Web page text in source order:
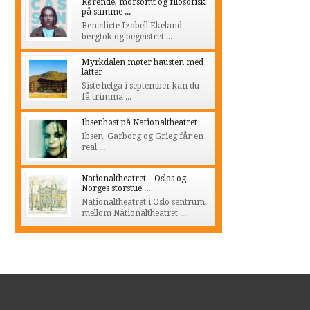
Rørende, morsomt og filosofisk
på samme ...
Benedicte Izabell Ekeland
bergtok og begeistret ...
Myrkdalen møter hausten med
latter
Siste helga i september kan du
få trimma ...
Ibsenhøst på Nationaltheatret
Ibsen, Garborg og Grieg får en
real ...
Nationaltheatret – Oslos og
Norges storstue ...
Nationaltheatret i Oslo sentrum,
mellom Nationaltheatret ...